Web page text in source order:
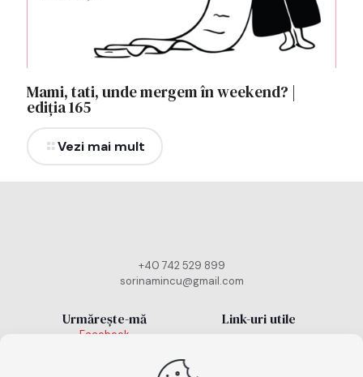
Mami, tati, unde mergem în weekend? |
ediția 165
Vezi mai mult
+40 742 529 899
sorinamincu@gmail.com
Urmărește-mă
Facebook
Link-uri utile